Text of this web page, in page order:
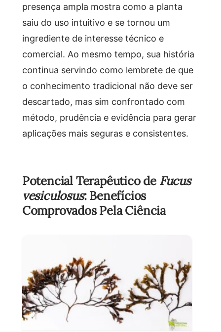
presença ampla mostra como a planta
saiu do uso intuitivo e se tornou um
ingrediente de interesse técnico e
comercial. Ao mesmo tempo, sua história
continua servindo como lembrete de que
o conhecimento tradicional não deve ser
descartado, mas sim confrontado com
método, prudência e evidência para gerar
aplicações mais seguras e consistentes.
Potencial Terapêutico de Fucus
vesiculosus: Benefícios
Comprovados Pela Ciência